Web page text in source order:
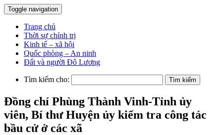
Toggle navigation
Trang chủ
Thời sự chính trị
Kinh tế – xã hội
Quốc phòng – An ninh
Đất và người Đô Lương
Tìm kiếm cho:
Đồng chí Phùng Thành Vinh-Tỉnh ủy
viên, Bí thư Huyện ủy kiểm tra công tác
bầu cử ở các xã